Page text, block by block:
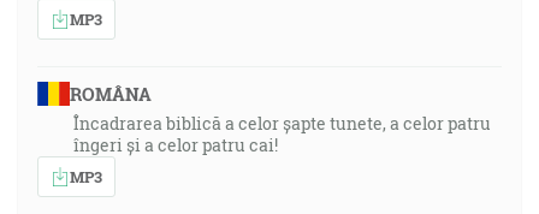
MP3
ROMÂNA
Încadrarea biblică a celor șapte tunete, a celor patru
îngeri și a celor patru cai!
MP3